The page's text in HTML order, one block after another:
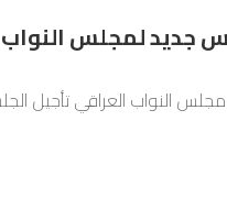
جديد لمجلس
مجلس النواب العراقي تأجيل